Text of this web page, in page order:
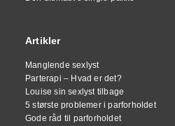
Artikler
Manglende sexlyst
Parterapi – Hvad er det?
Louise sin sexlyst tilbage
5 største problemer i parforholdet
Gode råd til parforholdet